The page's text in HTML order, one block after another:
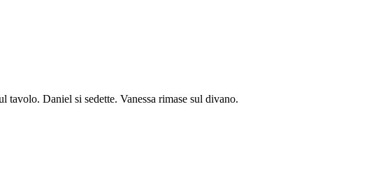
Daniel si sedette. Vanessa rimase sul divano.